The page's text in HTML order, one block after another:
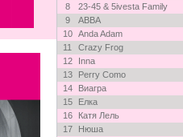
8
23-45 & 5ivesta Family
9
ABBA
10
Anda Adam
11
Crazy Frog
12
Inna
13
Perry Como
14
Виагра
15
Елка
16
Катя Лель
17
Нюша